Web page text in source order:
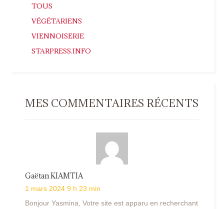
TOUS
VÉGÉTARIENS
VIENNOISERIE
STARPRESS.INFO
MES COMMENTAIRES RÉCENTS
Gaëtan KIAMTIA
1 mars 2024 9 h 23 min
Bonjour Yasmina, Votre site est apparu en recherchant